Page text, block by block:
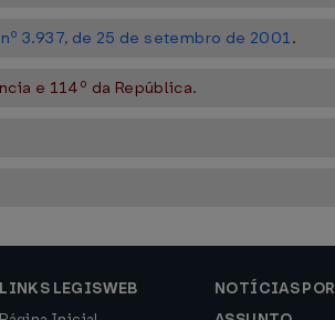
3.937, de 25 de setembro de 2001.
e 114º da República.
LINKS LEGISWEB
NOTÍCIAS POR